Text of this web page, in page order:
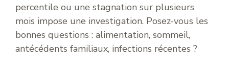
percentile ou une stagnation sur plusieurs
mois impose une investigation. Posez-vous les
bonnes questions : alimentation, sommeil,
antécédents familiaux, infections récentes ?